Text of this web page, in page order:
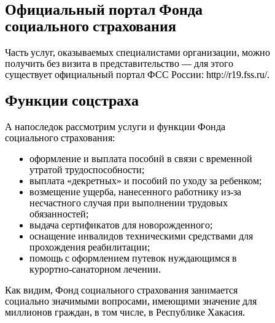
Официальный портал Фонда
социального страхования
Часть услуг, оказываемых специалистами организации, можно
получить без визита в представительство — для этого
существует официальный портал ФСС России: http://r19.fss.ru/.
Функции соцстраха
А напоследок рассмотрим услуги и функции Фонда
социального страхования:
оформление и выплата пособий в связи с временной
утратой трудоспособности;
выплата «декретных» и пособий по уходу за ребенком;
возмещение ущерба, нанесенного работнику из-за
несчастного случая при выполнении трудовых
обязанностей;
выдача сертификатов для новорожденного;
оснащение инвалидов техническими средствами для
прохождения реабилитации;
помощь с оформлением путевок нуждающимся в
курортно-санаторном лечении.
Как видим, Фонд социального страхования занимается
социально значимыми вопросами, имеющими значение для
миллионов граждан, в том числе, в Республике Хакасия.